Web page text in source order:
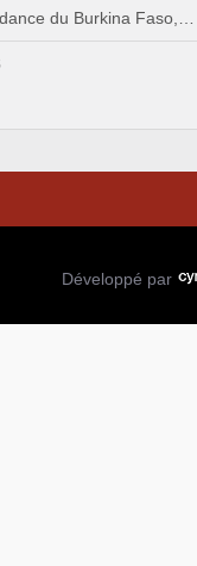
du Burkina Faso,…
Développé par